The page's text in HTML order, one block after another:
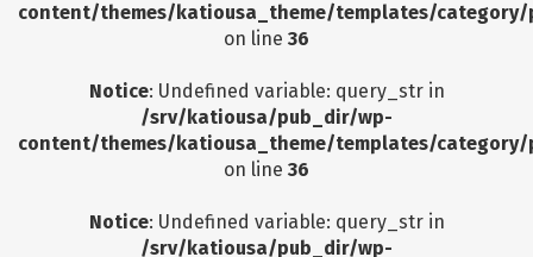
content/themes/katiousa_theme/templates/
on line 36
Notice: Undefined variable: query_str in
/srv/katiousa/pub_dir/wp-
content/themes/katiousa_theme/templates/
on line 36
Notice: Undefined variable: query_str in
/srv/katiousa/pub_dir/wp-